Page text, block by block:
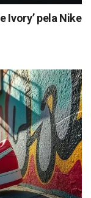
Ivory’ pela Nike